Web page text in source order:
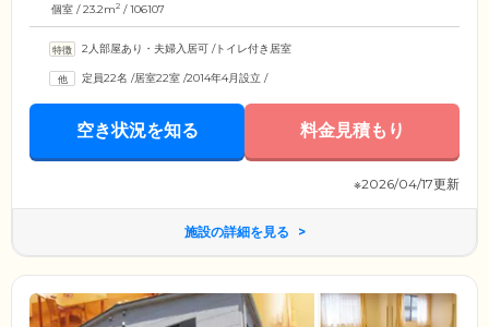
個室 / 23.2m2 / 106107
2人部屋あり・夫婦入居可 /トイレ付き居室
定員22名 /居室22室 /2014年4月設立 /
空き状況を知る 料金見積もり
※2026/04/17更新
施設の詳細を見る